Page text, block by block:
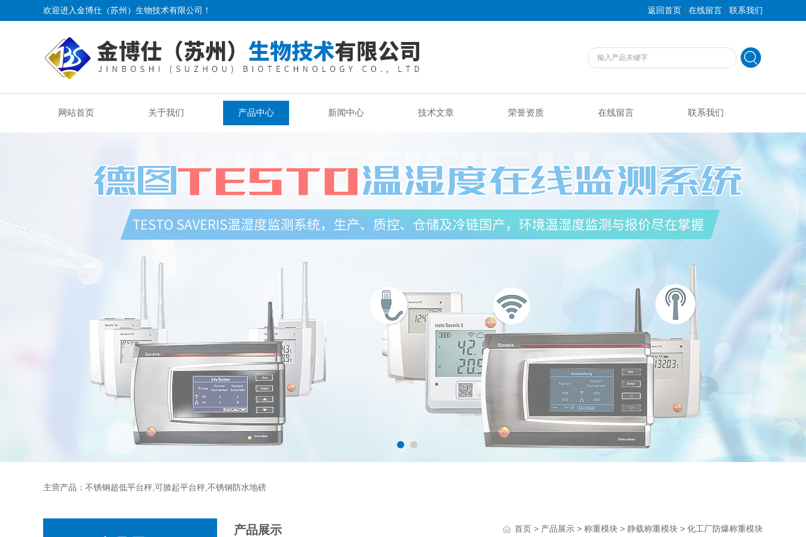
欢迎进入金博仕（苏州）生物技术有限公司！ 返回首页 | 在线留言 | 联系我们
网站首页 关于我们 产品中心 新闻中心 技术文章 荣誉资质 在线留言 联系我们
主营产品：不锈钢超低平台秤,可掀起平台秤,不锈钢防水地磅
产品展示 首页 > 产品展示 > 称重模块 > 静载称重模块 > 化工厂防爆称重模块